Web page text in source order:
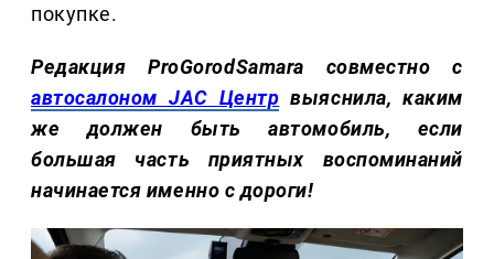
покупке.
Редакция ProGorodSamara совместно с
автосалоном JAC Центр выяснила, каким
же должен быть автомобиль, если
большая часть приятных воспоминаний
начинается именно с дороги!